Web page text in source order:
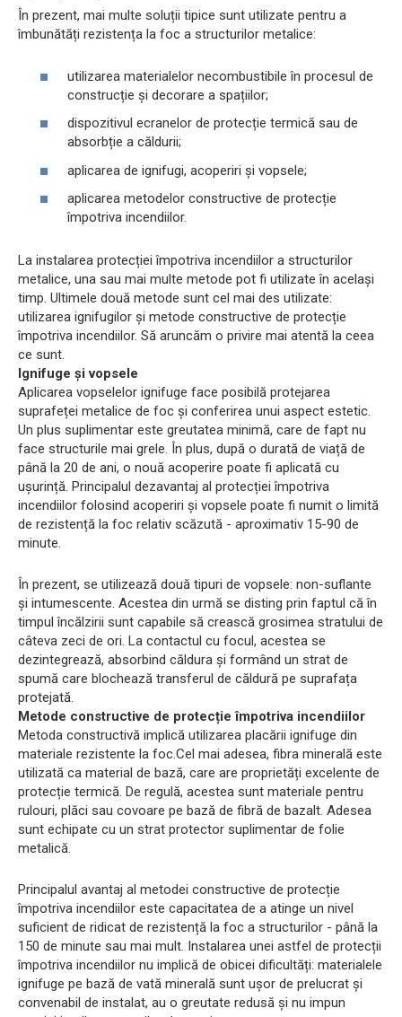
În prezent, mai multe soluții tipice sunt utilizate pentru a
îmbunătăți rezistența la foc a structurilor metalice:
utilizarea materialelor necombustibile în procesul de
construcție și decorare a spațiilor;
dispozitivul ecranelor de protecție termică sau de
absorbție a căldurii;
aplicarea de ignifugi, acoperiri și vopsele;
aplicarea metodelor constructive de protecție
împotriva incendiilor.
La instalarea protecției împotriva incendiilor a structurilor
metalice, una sau mai multe metode pot fi utilizate în același
timp. Ultimele două metode sunt cel mai des utilizate:
utilizarea ignifugilor și metode constructive de protecție
împotriva incendiilor. Să aruncăm o privire mai atentă la ceea
ce sunt.
Ignifuge și vopsele
Aplicarea vopselelor ignifuge face posibilă protejarea
suprafeței metalice de foc și conferirea unui aspect estetic.
Un plus suplimentar este greutatea minimă, care de fapt nu
face structurile mai grele. În plus, după o durată de viață de
până la 20 de ani, o nouă acoperire poate fi aplicată cu
ușurință. Principalul dezavantaj al protecției împotriva
incendiilor folosind acoperiri și vopsele poate fi numit o limită
de rezistență la foc relativ scăzută - aproximativ 15-90 de
minute.
În prezent, se utilizează două tipuri de vopsele: non-suflante
și intumescente. Acestea din urmă se disting prin faptul că în
timpul încălzirii sunt capabile să crească grosimea stratului de
câteva zeci de ori. La contactul cu focul, acestea se
dezintegrează, absorbind căldura și formând un strat de
spumă care blochează transferul de căldură pe suprafața
protejată.
Metode constructive de protecție împotriva incendiilor
Metoda constructivă implică utilizarea placării ignifuge din
materiale rezistente la foc.Cel mai adesea, fibra minerală este
utilizată ca material de bază, care are proprietăți excelente de
protecție termică. De regulă, acestea sunt materiale pentru
rulouri, plăci sau covoare pe bază de fibră de bazalt. Adesea
sunt echipate cu un strat protector suplimentar de folie
metalică.
Principalul avantaj al metodei constructive de protecție
împotriva incendiilor este capacitatea de a atinge un nivel
suficient de ridicat de rezistență la foc a structurilor - până la
150 de minute sau mai mult. Instalarea unei astfel de protecții
împotriva incendiilor nu implică de obicei dificultăți: materialele
ignifuge pe bază de vată minerală sunt ușor de prelucrat și
convenabil de instalat, au o greutate redusă și nu impun